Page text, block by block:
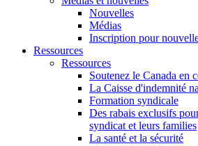
Nouvelles
Médias
Inscription pour
Ressources
Ressources
Soutenez le Canada en
La Caisse d'indemnité
Formation syndicale
Des rabais exclusifs
syndicat et leurs families
La santé et la sécurité